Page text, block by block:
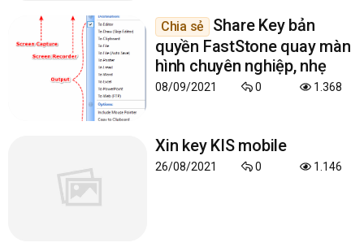
Chia sẻ
Share Key bản
quyền FastStone quay màn
hình chuyên nghiệp, nhẹ
08/09/2021 0 1.368
Xin key KIS mobile
26/08/2021 0 1.146